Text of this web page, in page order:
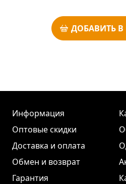
ДОБАВИТЬ
Информация
Оптовые скидки
Доставка и оплата
Обмен и возврат
Гарантия